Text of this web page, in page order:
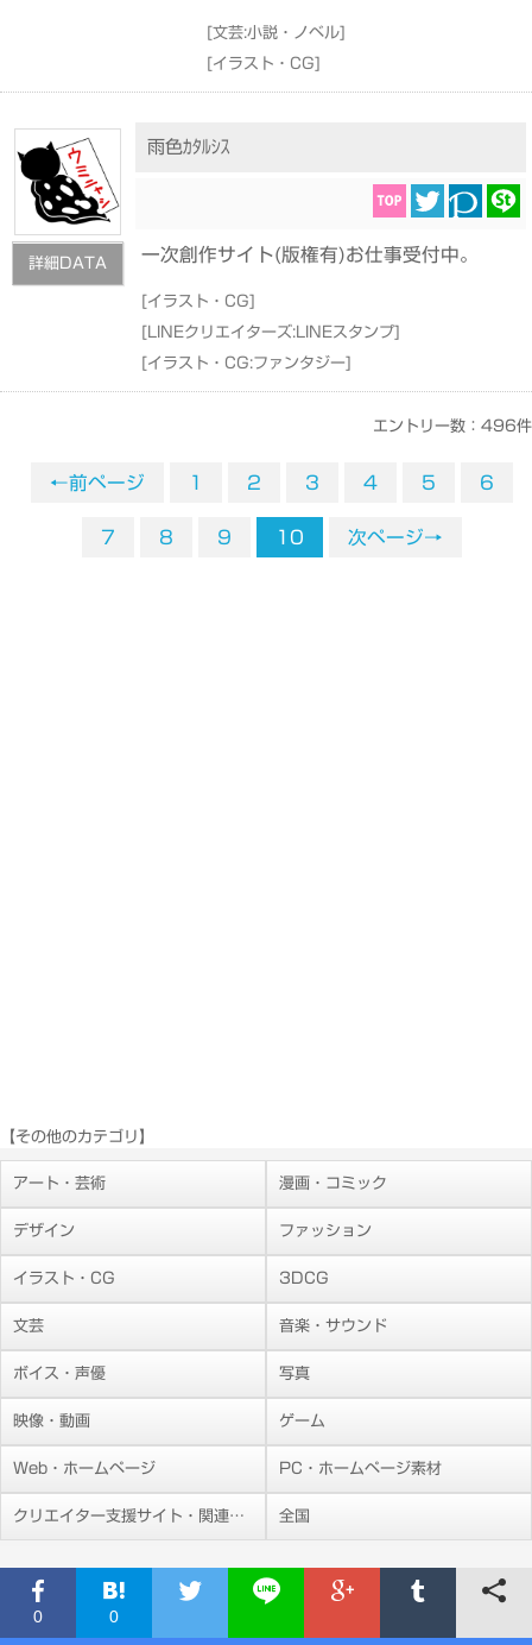
[文芸:小説・ノベル]
[イラスト・CG]
詳細DATA
雨色ｶﾀﾙｼｽ
一次創作サイト(版権有)お仕事受付中。
[イラスト・CG]
[ LINEクリエイターズ:LINEスタンプ]
[イラスト・CG:ファンタジー]
エントリー数：496件
←前ページ 1 2 3 4 5 6
7 8 9 10 次ページ→
【その他のカテゴリ】
アート・芸術 漫画・コミック
デザイン ファッション
イラスト・CG 3DCG
文芸 音楽・サウンド
ボイス・声優 写真
映像・動画 ゲーム
Web・ホームページ PC・ホームページ素材
クリエイター支援サイト・関連施設 全国
0 0